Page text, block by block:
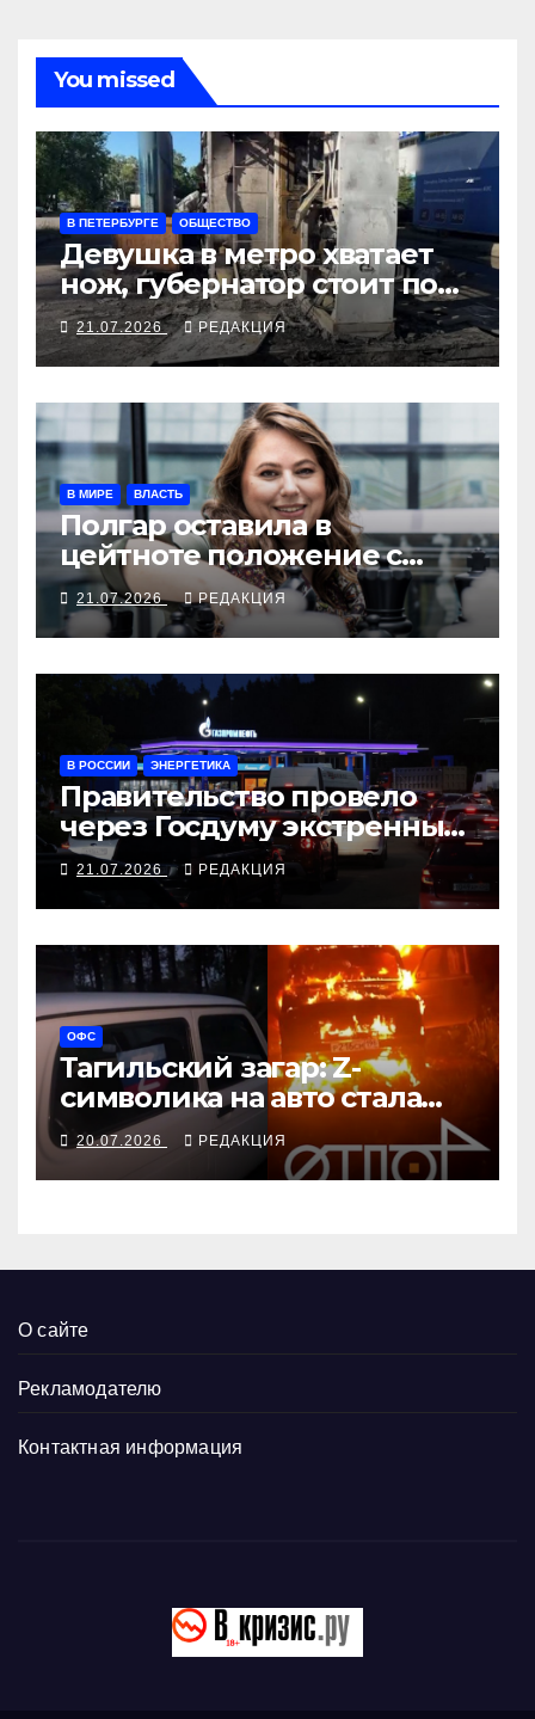
You missed
В ПЕТЕРБУРГЕ ОБЩЕСТВО
Девушка в метро хватает
нож, губернатор стоит под
иконой
21.07.2026 РЕДАКЦИЯ
В МИРЕ ВЛАСТЬ
Полгар оставила в
цейтноте положение с
венгерским
президентством
21.07.2026 РЕДАКЦИЯ
В РОССИИ ЭНЕРГЕТИКА
Правительство провело
через Госдуму экстренные
топливные меры
21.07.2026 РЕДАКЦИЯ
ОФС
Тагильский загар: Z-
символика на авто стала
меткой камикадзе
20.07.2026 РЕДАКЦИЯ
О сайте
Рекламодателю
Контактная информация